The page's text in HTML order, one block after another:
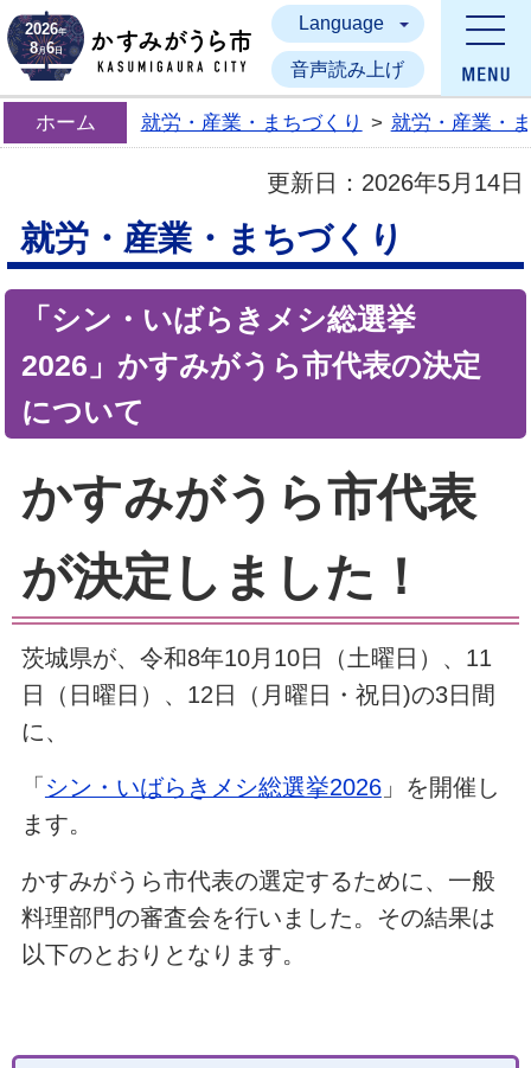
かすみがうら市
2026年
8月6日
Language
音声読み上げ
ホーム 就労・産業・まちづくり > 就労・産業・
更新日： 2026年5月14日
就労・産業・まちづくり
「シン・いばらきメシ総選挙
2026」かすみがうら市代表の決定
について
かすみがうら市代表
が決定しました！
茨城県が、令和8年10月10日（土曜日）、11
日（日曜日）、12日（月曜日・祝日)の3日間
に、
「 シン・いばらきメシ総選挙2026」を開催し
ます。
かすみがうら市代表の選定するために、一般
料理部門の審査会を行いました。その結果は
以下のとおりとなります。